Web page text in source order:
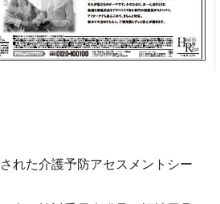
れた介護予防アセスメントシー